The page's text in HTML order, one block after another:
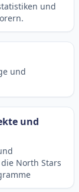
und
und
und
North Stars